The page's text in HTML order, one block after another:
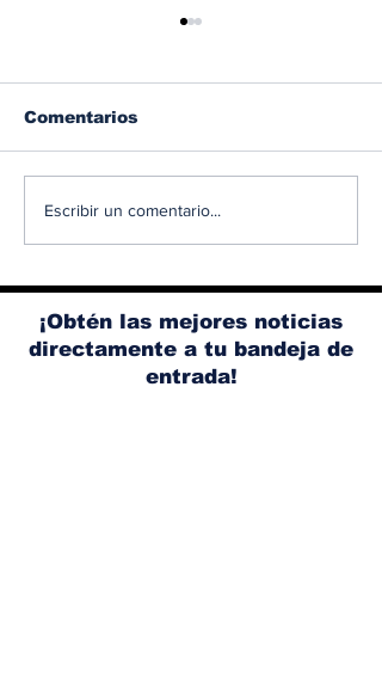
Albaisa deja la
Weaver tomará su
lugar
Comentarios
Escribir un comentario...
¡Obtén las mejores noticias
directamente a tu bandeja de
entrada!